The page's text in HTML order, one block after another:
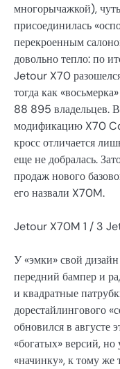
многорычажкой),
присоединилась
перекроенным
довольно тепло: по
Jetour X70
тогда как
88 895 владельцев.
модификацию X70
кросс отличается
еще не добралась.
продаж нового
его назвали X70M.
Jetour X70M 1 / 3
У «эмки» свой
передний бампер и
и квадратные
дорестайлингового
обновился в августе
«богатых» версий,
«начинку», к тому